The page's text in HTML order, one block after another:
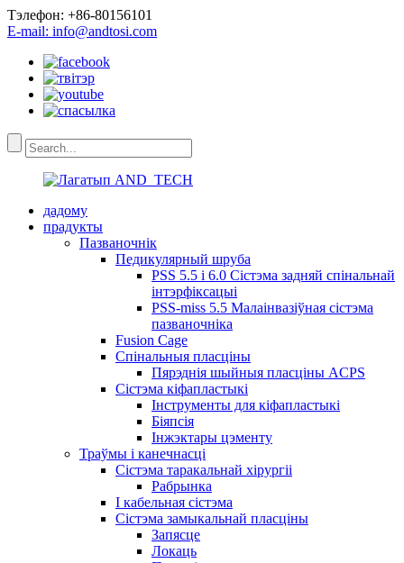
Тэлефон: +86-80156101
E-mail: info@andtosi.com
дадому
прадукты
Пазваночнік
Педикулярный шруба
PSS 5.5 і 6.0 Сістэма задняй спінальнай
інтэрфіксацыі
PSS-miss 5.5 Малаінвазіўная сістэма
пазваночніка
Fusion Cage
Спінальныя пласціны
Пярэднія шыйныя пласціны ACPS
Сістэма кіфапластыкі
Інструменты для кіфапластыкі
Біяпсія
Інжэктары цэменту
Траўмы і канечнасці
Сістэма таракальнай хірургіі
Рабрынка
І кабельная сістэма
Сістэма замыкальнай пласціны
Запясце
Локаць